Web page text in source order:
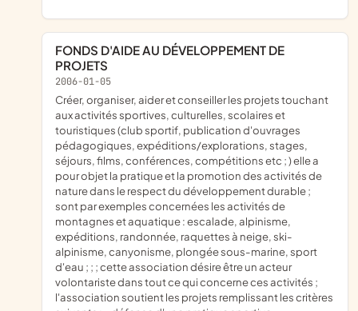
FONDS D'AIDE AU DÉVELOPPEMENT DE
PROJETS
2006-01-05
créer, organiser, aider et conseiller les projets touchant
aux activités sportives, culturelles, scolaires et
touristiques (club sportif, publication d'ouvrages
pédagogiques, expéditions/explorations, stages,
séjours, films, conférences, compétitions etc ; ) elle a
pour objet la pratique et la promotion des activités de
nature dans le respect du développement durable ;
sont par exemples concernées les activités de
montagnes et aquatique : escalade, alpinisme,
expéditions, randonnée, raquettes à neige, ski-
alpinisme, canyonisme, plongée sous-marine, sport
d'eau ; ; ; cette association désire être un acteur
volontariste dans tout ce qui concerne ces activités ;
l'association soutient les projets remplissant les critères